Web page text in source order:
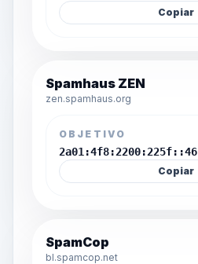
Copiar
Spamhaus ZEN
zen.spamhaus.org
OBJETIVO
2a01:4f8:2200:225f::46
Copiar
SpamCop
bl.spamcop.net